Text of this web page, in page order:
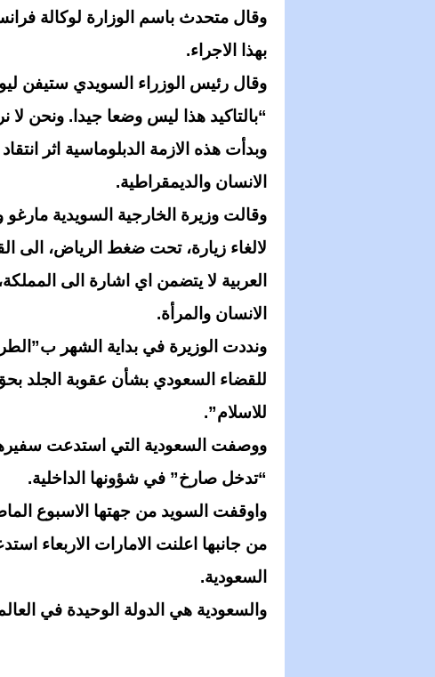
وقال متحدث باسم الوزارة لوكالة
بهذا الاجراء.
وقال رئيس الوزراء السويدي ستيفن
“بالتاكيد هذا ليس وضعا جيدا. ونحن
وبدأت هذه الازمة الدبلوماسية اثر
الانسان والديمقراطية.
لالغاء زيارة، تحت ضغط الرياض، الى
العربية لا يتضمن اي اشارة الى
الانسان والمرأة.
ونددت الوزيرة في بداية الشهر
للقضاء السعودي بشأن عقوبة الجلد
للاسلام”.
ووصفت السعودية التي استدعت
“تدخل صارخ” في شؤونها الداخلية.
واوقفت السويد من جهتها الاسبوع
من جانبها اعلنت الامارات الاربعاء
السعودية.
والسعودية هي الدولة الوحيدة في